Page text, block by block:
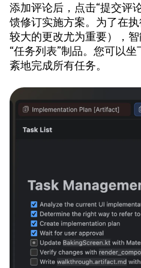
添加评论后，点击“提交评
馈修订实施方案。为了在
较大的更改尤为重要），
“任务列表”制品。您可以
紊地完成所有任务。